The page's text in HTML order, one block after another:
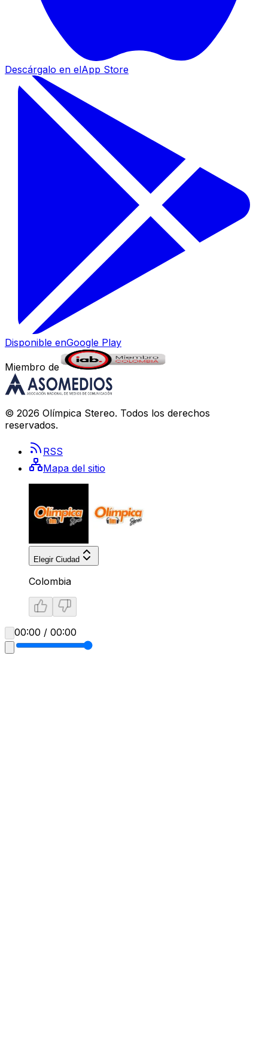
Descárgalo en elApp Store
Disponible enGoogle Play
Miembro de
© 2026 Olímpica Stereo. Todos los derechos
reservados.
RSS
Mapa del sitio
Elegir Ciudad
Colombia
00:00 / 00:00